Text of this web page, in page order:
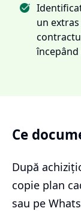
un
începând
Ce
După
copie plan
sau pe